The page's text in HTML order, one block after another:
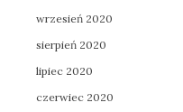
wrzesień 2020
sierpień 2020
lipiec 2020
czerwiec 2020